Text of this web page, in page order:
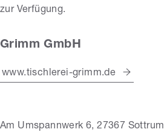
zur Verfügung.
Grimm GmbH
www.tischlerei-grimm.de
Am Umspannwerk 6, 27367 Sottrum